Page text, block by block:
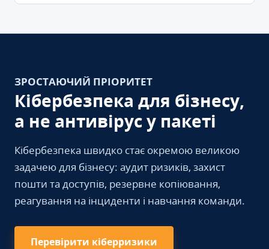
ЗРОСТАЮЧИЙ ПРІОРИТЕТ
Кібербезпека для бізнесу,
а не антивірус у пакеті
Кібербезпека швидко стає окремою великою
задачею для бізнесу: аудит ризиків, захист
пошти та доступів, резервне копіювання,
реагування на інциденти і навчання команди.
Перевірити кіберризики